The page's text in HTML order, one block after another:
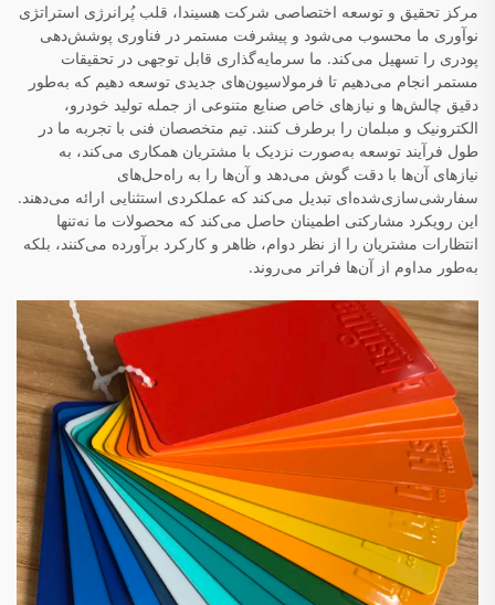
مرکز تحقیق و توسعه اختصاصی شرکت هسیندا، قلب پُرانرژی استراتژی
نوآوری ما محسوب می‌شود و پیشرفت مستمر در فناوری پوشش‌دهی
پودری را تسهیل می‌کند. ما سرمایه‌گذاری قابل توجهی در تحقیقات
مستمر انجام می‌دهیم تا فرمولاسیون‌های جدیدی توسعه دهیم که به‌طور
دقیق چالش‌ها و نیازهای خاص صنایع متنوعی از جمله تولید خودرو،
الکترونیک و مبلمان را برطرف کنند. تیم متخصصان فنی با تجربه ما در
طول فرآیند توسعه به‌صورت نزدیک با مشتریان همکاری می‌کند، به
نیازهای آن‌ها با دقت گوش می‌دهد و آن‌ها را به راه‌حل‌های
سفارشی‌سازی‌شده‌ای تبدیل می‌کند که عملکردی استثنایی ارائه می‌دهند.
این رویکرد مشارکتی اطمینان حاصل می‌کند که محصولات ما نه‌تنها
انتظارات مشتریان را از نظر دوام، ظاهر و کارکرد برآورده می‌کنند، بلکه
به‌طور مداوم از آن‌ها فراتر می‌روند.